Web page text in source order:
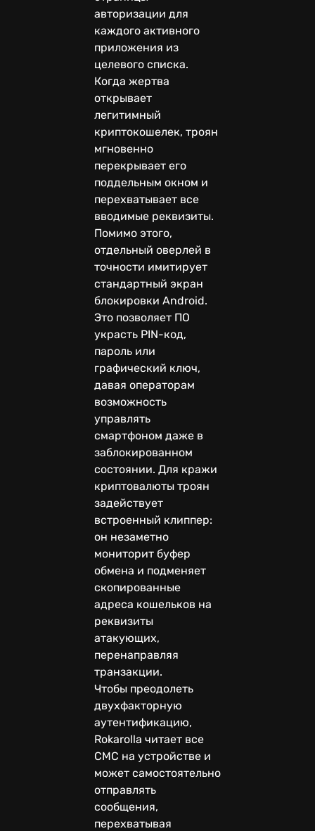
авторизации для
каждого активного
приложения из
целевого списка.
Когда жертва
открывает
легитимный
криптокошелек, троян
мгновенно
перекрывает его
поддельным окном и
перехватывает все
вводимые реквизиты.
Помимо этого,
отдельный оверлей в
точности имитирует
стандартный экран
блокировки Android.
Это позволяет ПО
украсть PIN-код,
пароль или
графический ключ,
давая операторам
возможность
управлять
смартфоном даже в
заблокированном
состоянии. Для кражи
криптовалюты троян
задействует
встроенный клиппер:
он незаметно
мониторит буфер
обмена и подменяет
скопированные
адреса кошельков на
реквизиты
атакующих,
перенаправляя
транзакции.
Чтобы преодолеть
двухфакторную
аутентификацию,
Rokarolla читает все
СМС на устройстве и
может самостоятельно
отправлять
сообщения,
перехватывая